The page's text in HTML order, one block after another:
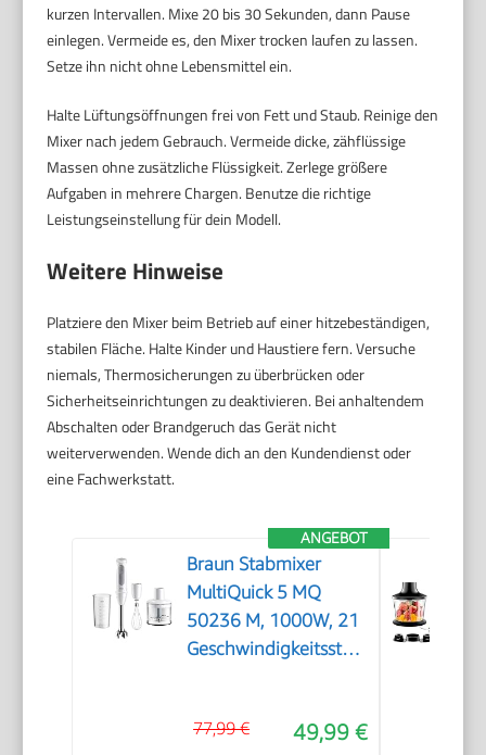
kurzen Intervallen. Mixe 20 bis 30 Sekunden, dann Pause
einlegen. Vermeide es, den Mixer trocken laufen zu lassen.
Setze ihn nicht ohne Lebensmittel ein.
Halte Lüftungsöffnungen frei von Fett und Staub. Reinige den
Mixer nach jedem Gebrauch. Vermeide dicke, zähflüssige
Massen ohne zusätzliche Flüssigkeit. Zerlege größere
Aufgaben in mehrere Chargen. Benutze die richtige
Leistungseinstellung für dein Modell.
Weitere Hinweise
Platziere den Mixer beim Betrieb auf einer hitzebeständigen,
stabilen Fläche. Halte Kinder und Haustiere fern. Versuche
niemals, Thermosicherungen zu überbrücken oder
Sicherheitseinrichtungen zu deaktivieren. Bei anhaltendem
Abschalten oder Brandgeruch das Gerät nicht
weiterverwenden. Wende dich an den Kundendienst oder
eine Fachwerkstatt.
ANGEBOT
Braun Stabmixer
MultiQuick 5 MQ
50236 M, 1000W, 21
Geschwindigkeitsstufen+Turbo,
SplashControl, Inkl.
49,99 €
77,99 €